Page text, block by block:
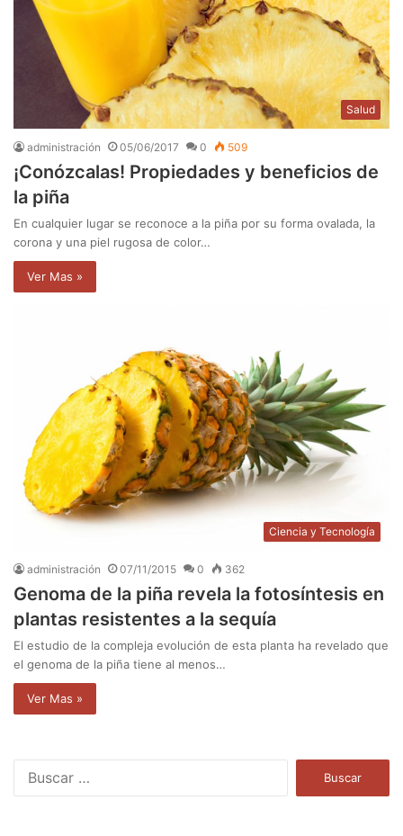
Salud
administración 05/06/2017 0 509
¡Conózcalas! Propiedades y beneficios de
la piña
En cualquier lugar se reconoce a la piña por su forma ovalada, la
corona y una piel rugosa de color…
Ver Mas »
Ciencia y Tecnología
administración 07/11/2015 0 362
Genoma de la piña revela la fotosíntesis en
plantas resistentes a la sequía
El estudio de la compleja evolución de esta planta ha revelado que
el genoma de la piña tiene al menos…
Ver Mas »